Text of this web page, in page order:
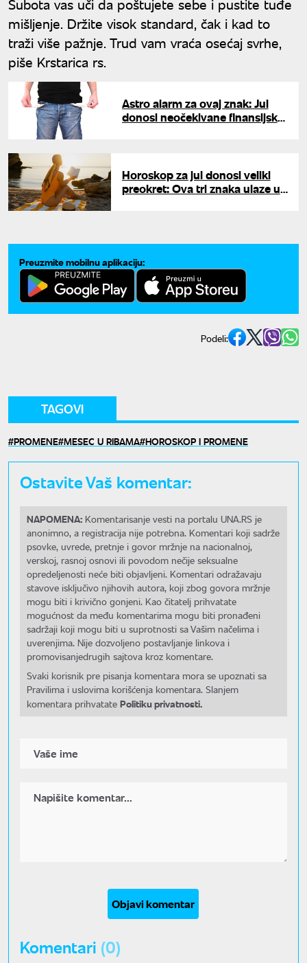
mišljenje. Držite visok standard, čak i kad to
traži više pažnje. Trud vam vraća osećaj svrhe,
piše Krstarica rs.
Astro alarm za ovaj znak: Jul
donosi neočekivane finansijske
Horoskop za jul donosi veliki
preokret: Ova tri znaka ulaze u
Preuzmite mobilnu aplikaciju:
Podeli:
TAGOVI
PROMENE MESEC U RIBAMA HOROSKOP I PROMENE
Ostavite Vaš komentar:
NAPOMENA: Komentarisanje vesti na portalu UNA.RS je
anonimno, a registracija nije potrebna. Komentari koji sadrže
psovke, uvrede, pretnje i govor mržnje na nacionalnoj,
verskoj, rasnoj osnovi ili povodom nečije seksualne
opredeljenosti neće biti objavljeni. Komentari odražavaju
stavove isključivo njihovih autora, koji zbog govora mržnje
mogu biti i krivično gonjeni. Kao čitatelj prihvatate
mogućnost da među komentarima mogu biti pronađeni
sadržaji koji mogu biti u suprotnosti sa Vašim načelima i
uverenjima. Nije dozvoljeno postavljanje linkova i
promovisanjedrugih sajtova kroz komentare.
Svaki korisnik pre pisanja komentara mora se upoznati sa
Pravilima i uslovima korišćenja komentara. Slanjem
komentara prihvatate Politiku privatnosti.
Objavi komentar
Komentari (0)